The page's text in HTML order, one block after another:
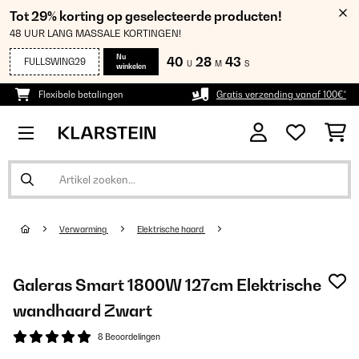
Tot 29% korting op geselecteerde producten!
48 UUR LANG MASSALE KORTINGEN!
FULLSWING29
Nu
winkelen
40 U 28 M 43 S
Flexibele betalingen Gratis verzending vanaf 100€*
Verwarming Elektrische haard
Galeras Smart 1800W 127cm Elektrische
wandhaard​ Zwart
8 Beoordelingen